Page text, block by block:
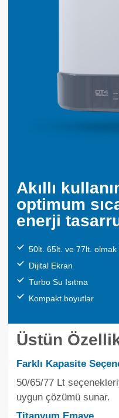
Akıllı
optimum
enerji
50lt. 65lt. ve 77lt.
Dijital Ekran
Turbo Su Isıtma
Kompakt boyutlar
Üstün
Farklı Kapasite
50/65/77 Lt
uygun çözümü sunar.